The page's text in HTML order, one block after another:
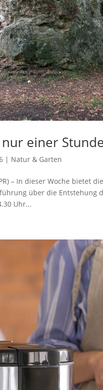
nur einer
| Natur & Garten
– In dieser Woche bietet
über die Entstehung
Uhr...